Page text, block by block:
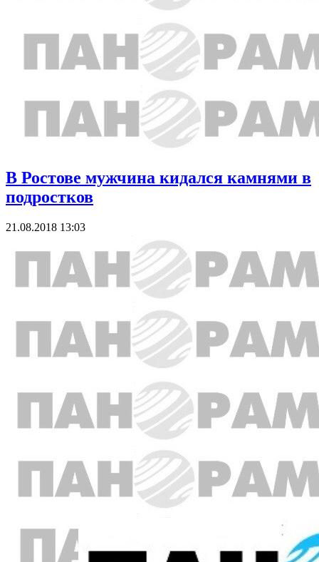
В Ростове мужчина кидался камнями в
подростков
21.08.2018 13:03